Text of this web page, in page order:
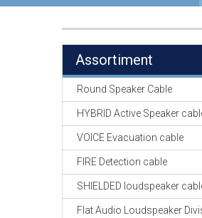
Assortiment
Round Speaker Cable
HYBRID Active Speaker
VOICE Evacuation cable
FIRE Detection cable
SHIELDED loudspeaker
Flat Audio Loudspeaker